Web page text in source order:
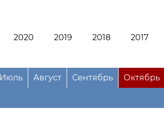
2020 2019 2018 2017
Июль Август Сентябрь Октябрь